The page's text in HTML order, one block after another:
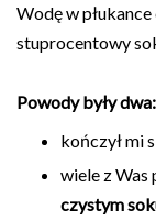
Wodę w
stuprocentowy
Powody były dwa:
kończył mi
wiele z Was
czystym